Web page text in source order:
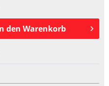
den Warenkorb